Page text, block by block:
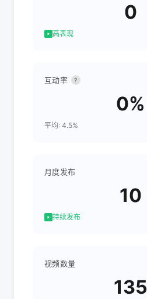
0
高表现
互动率 ?
0%
平均: 4.5%
月度发布
10
持续发布
视频数量
135